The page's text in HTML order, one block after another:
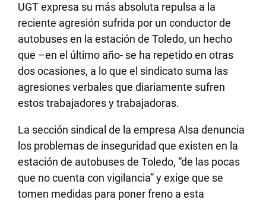
UGT expresa su más absoluta repulsa a la
reciente agresión sufrida por un conductor de
autobuses en la estación de Toledo, un hecho
que –en el último año- se ha repetido en otras
dos ocasiones, a lo que el sindicato suma las
agresiones verbales que diariamente sufren
estos trabajadores y trabajadoras.
La sección sindical de la empresa Alsa denuncia
los problemas de inseguridad que existen en la
estación de autobuses de Toledo, “de las pocas
que no cuenta con vigilancia” y exige que se
tomen medidas para poner freno a esta